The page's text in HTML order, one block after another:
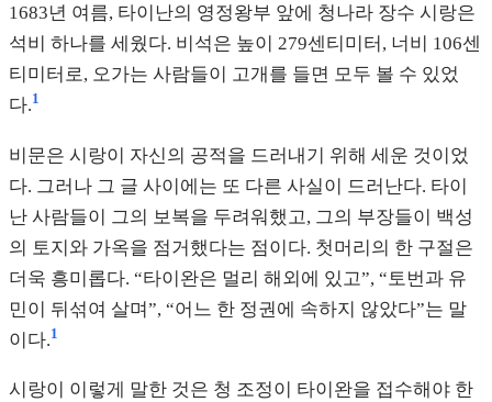
1683년 여름, 타이난의 영정왕부 앞에 청나라 장수 시랑은
석비 하나를 세웠다. 비석은 높이 279센티미터, 너비 106센
티미터로, 오가는 사람들이 고개를 들면 모두 볼 수 있었
다.1
비문은 시랑이 자신의 공적을 드러내기 위해 세운 것이었
다. 그러나 그 글 사이에는 또 다른 사실이 드러난다. 타이
난 사람들이 그의 보복을 두려워했고, 그의 부장들이 백성
의 토지와 가옥을 점거했다는 점이다. 첫머리의 한 구절은
더욱 흥미롭다. “타이완은 멀리 해외에 있고”, “토번과 유
민이 뒤섞여 살며”, “어느 한 정권에 속하지 않았다”는 말
이다.1
시랑이 이렇게 말한 것은 청 조정이 타이완을 접수해야 한